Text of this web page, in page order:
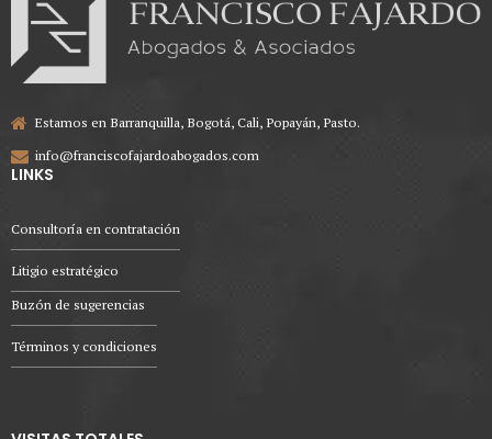
Estamos en Barranquilla, Bogotá, Cali, Popayán, Pasto.
info@franciscofajardoabogados.com
LINKS
Consultoría en contratación
Litigio estratégico
Buzón de sugerencias
Términos y condiciones